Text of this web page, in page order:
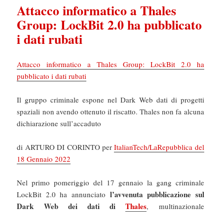
Attacco informatico a Thales
Group: LockBit 2.0 ha pubblicato
i dati rubati
Attacco informatico a Thales Group: LockBit 2.0 ha
pubblicato i dati rubati
Il gruppo criminale espone nel Dark Web dati di progetti
spaziali non avendo ottenuto il riscatto. Thales non fa alcuna
dichiarazione sull’accaduto
di ARTURO DI CORINTO perItalianTech/LaRepubblica del
18 Gennaio 2022
Nel primo pomeriggio del 17 gennaio la gang criminale
LockBit 2.0 ha annunciato l’avvenuta pubblicazione sul
Dark Web dei dati diThales, multinazionale